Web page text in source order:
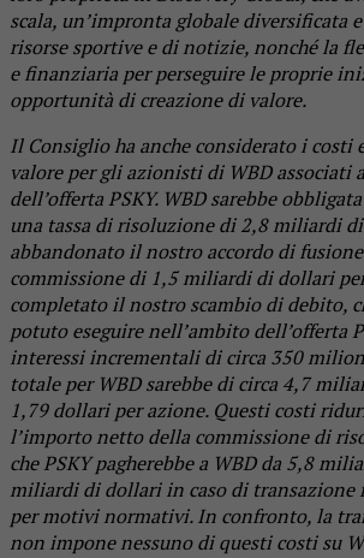
scala, un’impronta globale diversificata
risorse sportive e di notizie, nonché la
e finanziaria per perseguire le proprie
opportunità di creazione di valore.
Il Consiglio ha anche considerato i costi
valore per gli azionisti di WBD associati
dell’offerta PSKY. WBD sarebbe
una tassa di risoluzione di 2,8 miliardi
abbandonato il nostro accordo di
commissione di 1,5 miliardi di dollari
completato il nostro scambio di debito,
potuto eseguire nell’ambito dell’offerta
interessi incrementali di circa 350
totale per WBD sarebbe di circa 4,7
1,79 dollari per azione. Questi costi
l’importo netto della commissione di
che PSKY pagherebbe a WBD da 5,8
miliardi di dollari in caso di transazione
per motivi normativi. In confronto, la
non impone nessuno di questi costi su